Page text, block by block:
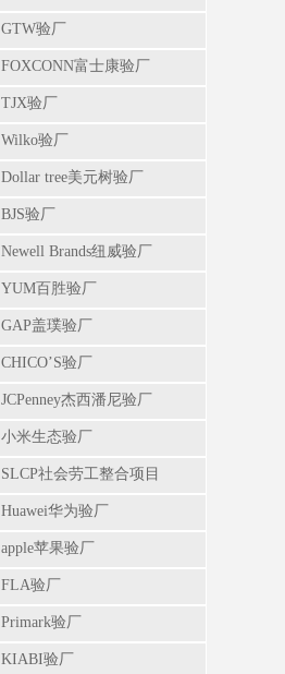
GTW验厂
FOXCONN富士康验厂
TJX验厂
Wilko验厂
Dollar tree美元树验厂
BJS验厂
Newell Brands纽威验厂
YUM百胜验厂
GAP盖璞验厂
CHICO’S验厂
JCPenney杰西潘尼验厂
小米生态验厂
SLCP社会劳工整合项目
Huawei华为验厂
apple苹果验厂
FLA验厂
Primark验厂
KIABI验厂